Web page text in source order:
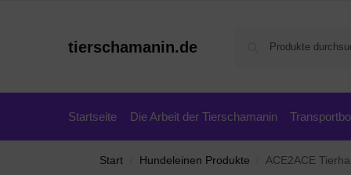
tierschamanin.de
Startseite Die Arbeit der Tierschamanin
Start Hundeleinen Produkte ACE2ACE